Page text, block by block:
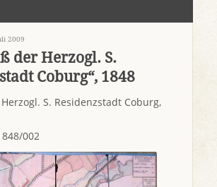
2009
der Herzogl. S.
Coburg“, 1848
S. Residenzstadt Coburg,
002